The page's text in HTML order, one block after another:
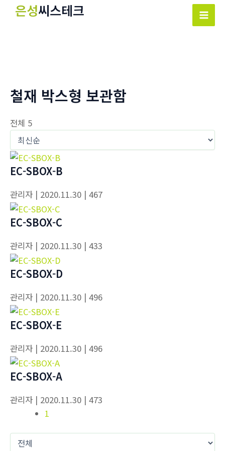
은성씨스테크
Main
철재 박스형 보관함
전체 5
EC-SBOX-B
관리자 | 2020.11.30 | 467
EC-SBOX-C
관리자 | 2020.11.30 | 433
EC-SBOX-D
관리자 | 2020.11.30 | 496
EC-SBOX-E
관리자 | 2020.11.30 | 496
EC-SBOX-A
관리자 | 2020.11.30 | 473
1